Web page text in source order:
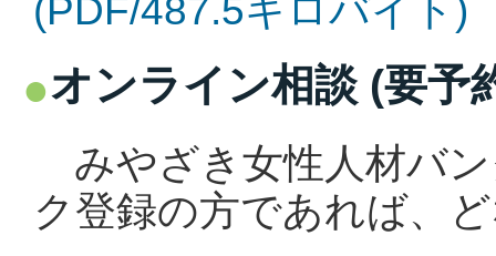
(PDF/487.5キロバイト)
オンライン相談 (要予
みやざき女性人材バ
ク登録の方であれば、